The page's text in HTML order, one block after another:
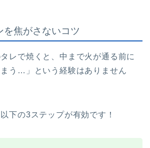
を焦がさないコツ
タレで焼くと、中まで火が通る前に
う…」という経験はありません
下の3ステップが有効です！